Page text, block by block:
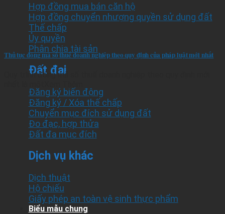
Hợp đồng mua bán căn hộ
Hợp đồng chuyển nhượng quyền sử dụng đất
Thế chấp
Ủy quyền
Phân chia tài sản
Đất đai
Đăng ký biến động
Đăng ký / Xóa thế chấp
Chuyển mục đích sử dụng đất
Đo đạc, hợp thửa
Đất đa mục đích
Dịch vụ khác
Dịch thuật
Hộ chiếu
Giấy phép an toàn vệ sinh thực phẩm
Biểu mẫu chung
Thủ tục đóng mã số thuế doanh nghiệp theo quy định của pháp luật mới nhất
Quy trình đóng mã số thuế doanh nghiệp theo quy định mới